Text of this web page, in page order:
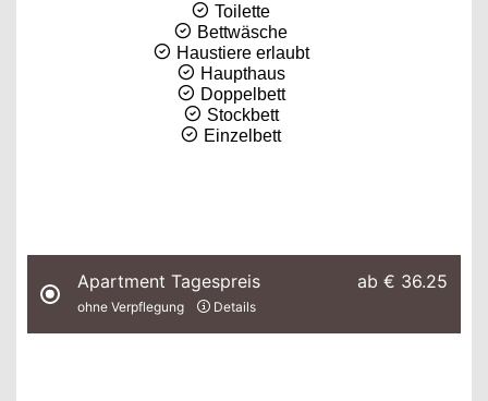
Toilette
Bettwäsche
Haustiere erlaubt
Haupthaus
Doppelbett
Stockbett
Einzelbett
Apartment Tagespreis
ohne Verpflegung Details
ab € 36.25